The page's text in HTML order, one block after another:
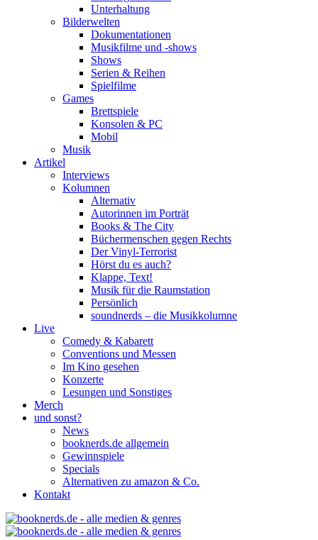
Unterhaltung
Bilderwelten
Dokumentationen
Musikfilme und -shows
Shows
Serien & Reihen
Spielfilme
Games
Brettspiele
Konsolen & PC
Mobil
Musik
Artikel
Interviews
Kolumnen
Alternativ
Autorinnen im Porträt
Books & The City
Büchermenschen gegen Rechts
Der Vinyl-Terrorist
Hörst du es auch?
Klappe, Text!
Musik für die Raumstation
Persönlich
soundnerds – die Musikkolumne
Live
Comedy & Kabarett
Conventions und Messen
Im Kino gesehen
Konzerte
Lesungen und Sonstiges
Merch
und sonst?
News
booknerds.de allgemein
Gewinnspiele
Specials
Alternativen zu amazon & Co.
Kontakt